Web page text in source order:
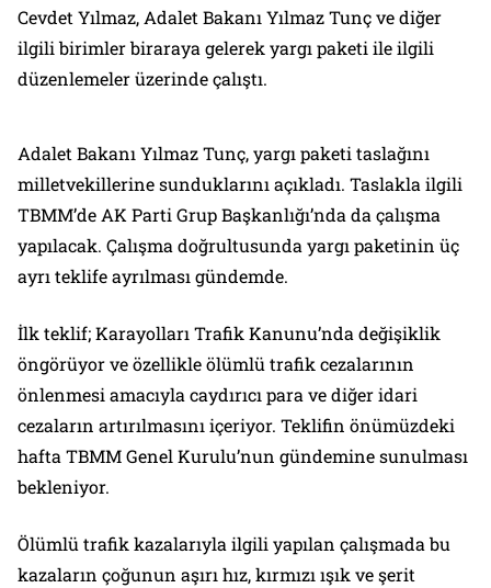
Cevdet Yılmaz, Adalet Bakanı Yılmaz Tunç ve diğer
ilgili birimler biraraya gelerek yargı paketi ile ilgili
düzenlemeler üzerinde çalıştı.
Adalet Bakanı Yılmaz Tunç, yargı paketi taslağını
milletvekillerine sunduklarını açıkladı. Taslakla ilgili
TBMM’de AK Parti Grup Başkanlığı’nda da çalışma
yapılacak. Çalışma doğrultusunda yargı paketinin üç
ayrı teklife ayrılması gündemde.
İlk teklif; Karayolları Trafik Kanunu’nda değişiklik
öngörüyor ve özellikle ölümlü trafik cezalarının
önlenmesi amacıyla caydırıcı para ve diğer idari
cezaların artırılmasını içeriyor. Teklifin önümüzdeki
hafta TBMM Genel Kurulu’nun gündemine sunulması
bekleniyor.
Ölümlü trafik kazalarıyla ilgili yapılan çalışmada bu
kazaların çoğunun aşırı hız, kırmızı ışık ve şerit